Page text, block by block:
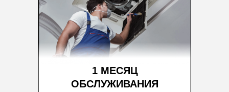
1 МЕСЯЦ
ОБСЛУЖИВАНИЯ